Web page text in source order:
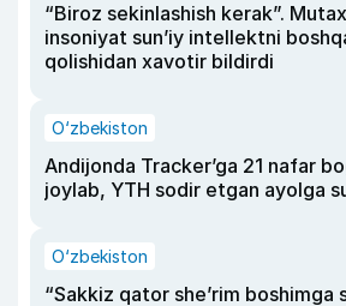
“Biroz sekinlashish kerak”.
insoniyat sun’iy intellektni
qolishidan xavotir bildirdi
O‘zbekiston
Andijonda Tracker’ga 21 nafar
joylab, YTH sodir etgan ayolga
O‘zbekiston
“Sakkiz qator she’rim boshimga